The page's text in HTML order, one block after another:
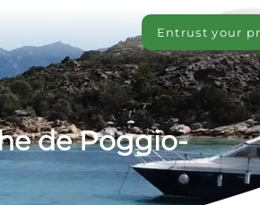
Entrust your
de Poggio-